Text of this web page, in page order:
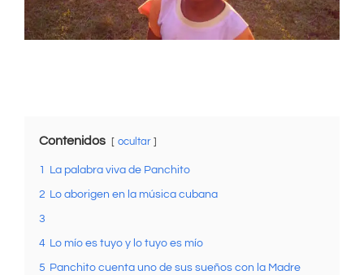
Contenidos ocultar
1 La palabra viva de Panchito
2 Lo aborigen en la música cubana
3
4 Lo mío es tuyo y lo tuyo es mío
5 Panchito cuenta uno de sus sueños con la Madre